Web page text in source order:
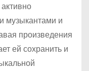
музыкантами и
произведения
ей сохранить и